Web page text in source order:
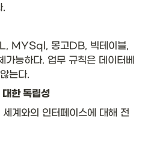
.
MYSql, 몽고DB, 빅테이블,
가능하다. 업무 규칙은 데이터베
는다.
한 독립성
계와의 인터페이스에 대해 전